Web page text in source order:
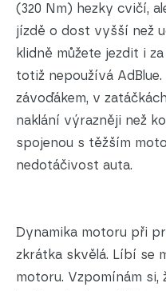
(320 Nm) hezky cvičí,
jízdě o dost vyšší než
klidně můžete jezdit i
totiž nepoužívá
závoďákem, v
naklání výrazněji než
spojenou s těžším
nedotáčivost auta.
Dynamika motoru při
zkrátka skvělá. Líbí se
motoru. Vzpomínám si,